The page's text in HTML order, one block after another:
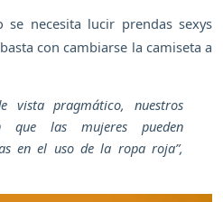
se necesita lucir prendas sexys
con cambiarse la camiseta a
vista pragmático, nuestros
que las mujeres pueden
en el uso de la ropa roja”,